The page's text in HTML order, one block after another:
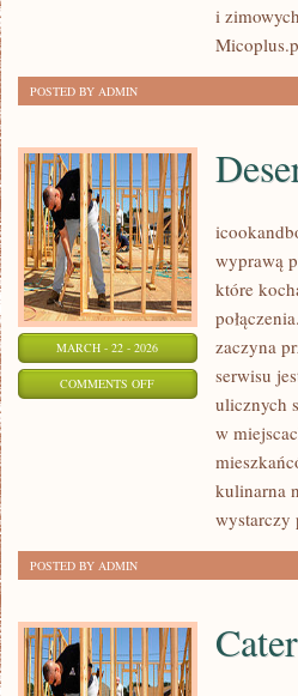
i
POSTED BY ADMIN
MARCH - 22 - 2026
COMMENTS OFFON
SŁODKOŚCI
wyprawą
które
zaczyna
serwisu
ulicznych
w
kulinarna
wystarczy
POSTED BY ADMIN